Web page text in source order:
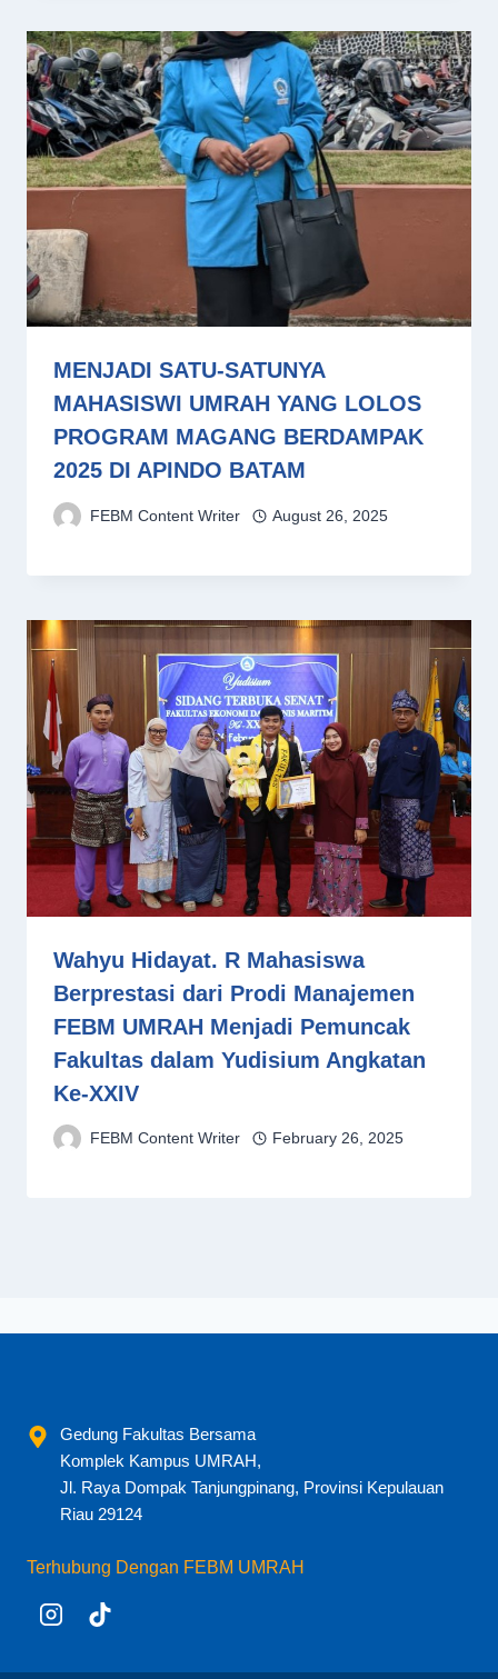
MENJADI SATU-SATUNYA
MAHASISWI UMRAH YANG LOLOS
PROGRAM MAGANG BERDAMPAK
2025 DI APINDO BATAM
FEBM Content Writer August 26, 2025
Wahyu Hidayat. R Mahasiswa
Berprestasi dari Prodi Manajemen
FEBM UMRAH Menjadi Pemuncak
Fakultas dalam Yudisium Angkatan
Ke-XXIV
FEBM Content Writer February 26, 2025
Gedung Fakultas Bersama
Komplek Kampus UMRAH,
Jl. Raya Dompak Tanjungpinang, Provinsi Kepulauan
Riau 29124
Terhubung Dengan FEBM UMRAH